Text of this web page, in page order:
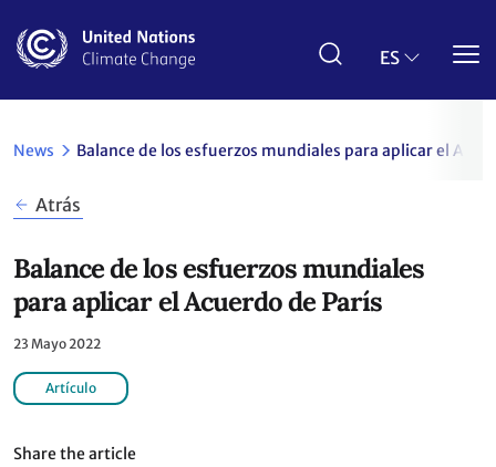
contenido
ES
News Balance de los esfuerzos mundiales para aplicar el
Atrás
Balance de los esfuerzos mundiales
para aplicar el Acuerdo de París
23 Mayo 2022
Artículo
Share the article